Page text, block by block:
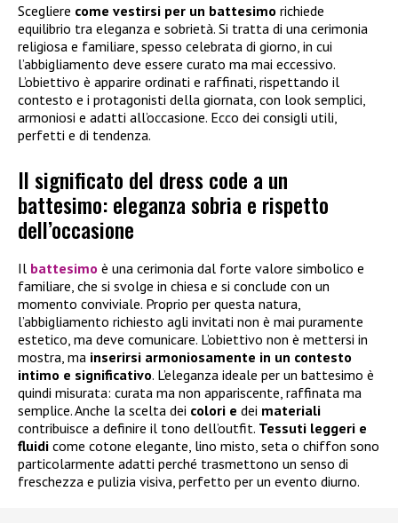
Scegliere come vestirsi per un battesimo richiede
equilibrio tra eleganza e sobrietà. Si tratta di una cerimonia
religiosa e familiare, spesso celebrata di giorno, in cui
l’abbigliamento deve essere curato ma mai eccessivo.
L’obiettivo è apparire ordinati e raffinati, rispettando il
contesto e i protagonisti della giornata, con look semplici,
armoniosi e adatti all’occasione. Ecco dei consigli utili,
perfetti e di tendenza.
Il significato del dress code a un
battesimo: eleganza sobria e rispetto
dell’occasione
Il battesimo è una cerimonia dal forte valore simbolico e
familiare, che si svolge in chiesa e si conclude con un
momento conviviale. Proprio per questa natura,
l’abbigliamento richiesto agli invitati non è mai puramente
estetico, ma deve comunicare. L’obiettivo non è mettersi in
mostra, ma inserirsi armoniosamente in un contesto
intimo e significativo. L’eleganza ideale per un battesimo è
quindi misurata: curata ma non appariscente, raffinata ma
semplice. Anche la scelta dei colori e dei materiali
contribuisce a definire il tono dell’outfit. Tessuti leggeri e
fluidi come cotone elegante, lino misto, seta o chiffon sono
particolarmente adatti perché trasmettono un senso di
freschezza e pulizia visiva, perfetto per un evento diurno.